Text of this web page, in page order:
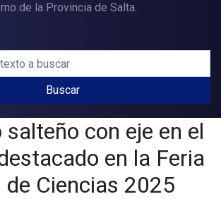
de la Provincia de Salta.
Buscar
salteño con eje en el
en la Feria
de Ciencias 2025